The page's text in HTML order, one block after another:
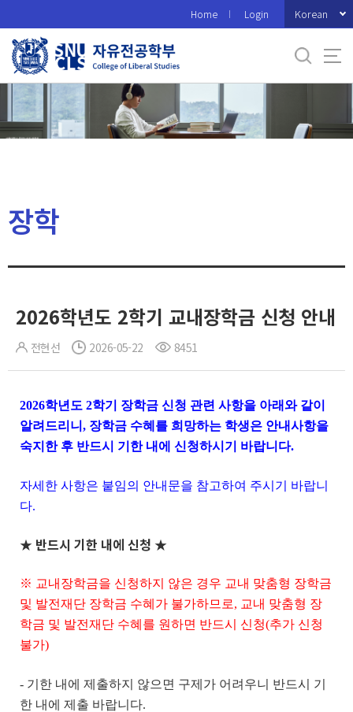
로
메
Home Login Korean
장학
2026학년도 2학기 교내장학금 신청 안내
전현선 2026-05-22 8451
2026학년도 2학기 장학금 신청 관련 사항을 아래와 같이
알려드리니, 장학금 수혜를 희망하는 학생은 안내사항을
숙지한 후 반드시 기한 내에 신청하시기 바랍니다.
자세한 사항은 붙임의 안내문을 참고하여 주시기 바랍니
다.
★ 반드시 기한 내에 신청 ★
※ 교내장학금을 신청하지 않은 경우 교내 맞춤형 장학금
및 발전재단 장학금 수혜가 불가하므로, 교내 맞춤형 장
학금 및 발전재단 수혜를 원하면 반드시 신청(추가 신청
불가)
- 기한 내에 제출하지 않으면 구제가 어려우니 반드시 기
한 내에 제출 바랍니다.